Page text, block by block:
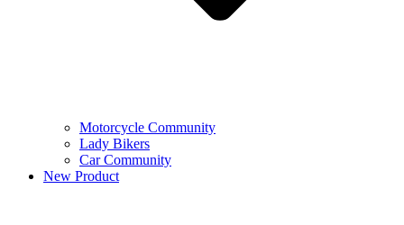
Motorcycle Community
Lady Bikers
Car Community
New Product